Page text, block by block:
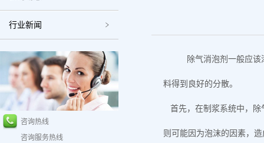
行业新闻
咨询热线
咨询服务热线
除气消泡剂一般应该
料得到良好的分散。
首先，在制浆系统中，除
则可能因为泡沫的因素，